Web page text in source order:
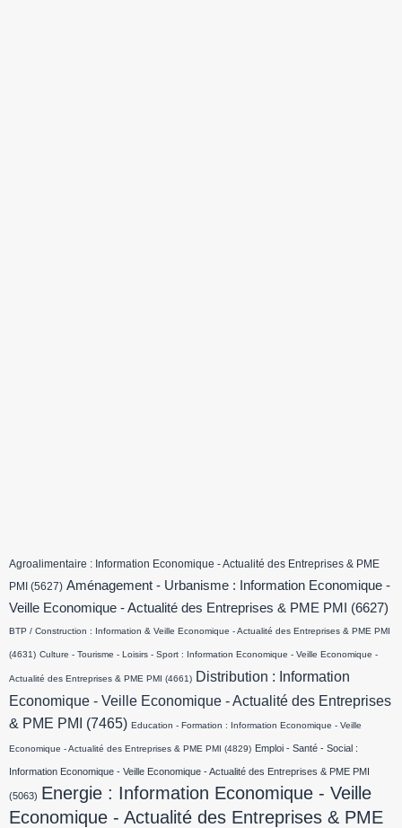
Agroalimentaire : Information Economique - Actualité des Entreprises & PME
PMI (5627) Aménagement - Urbanisme : Information Economique -
Veille Economique - Actualité des Entreprises & PME PMI
(6627)
BTP / Construction : Information & Veille Economique - Actualité des Entreprises & PME PMI
(4631) Culture - Tourisme - Loisirs - Sport : Information Economique - Veille Economique -
Actualité des Entreprises & PME PMI (4661) Distribution : Information
Economique - Veille Economique - Actualité des Entreprises
& PME PMI (7465) Education - Formation : Information Economique - Veille
Economique - Actualité des Entreprises & PME PMI (4829) Emploi - Santé - Social :
Information Economique - Veille Economique - Actualité des Entreprises & PME PMI
(5063) Energie : Information Economique - Veille
Economique - Actualité des Entreprises & PME